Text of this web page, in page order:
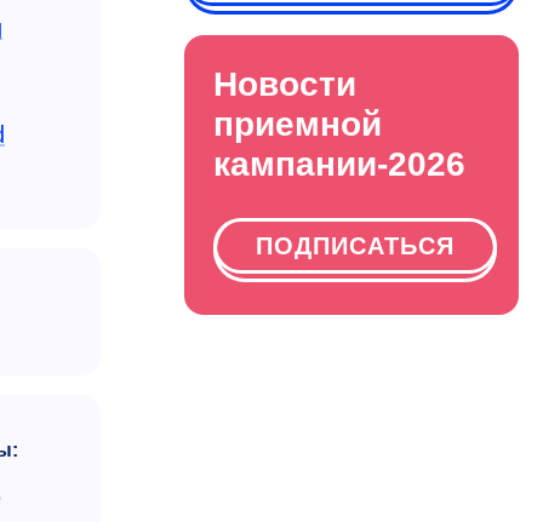
Новости
приемной
кампании-2026
ПОДПИСАТЬСЯ